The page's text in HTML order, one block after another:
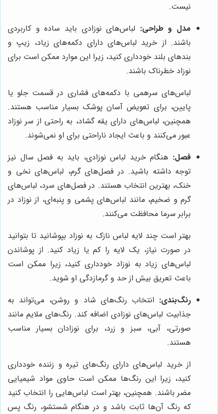
نیست.
مدل و طراحی: لباس‌های نوزادی باید ساده و کاربردی
باشند. از خرید لباس‌های دارای دکمه‌های زیاد، زیپ و
بندهای بلند خودداری کنید، زیرا این موارد ممکن است برای
نوزاد خطرناک باشند.
لباس‌های سرهمی با دکمه‌های فشاری در قسمت جلو یا
پایین، برای تعویض آسان پوشک بسیار مناسب هستند.
همچنین، لباس‌های دارای یقه گشاد، به راحتی از سر نوزاد
عبور می‌کنند و باعث ایجاد ناراحتی برای او نمی‌شوند.
فصل: هنگام خرید لباس نوزادی، باید به فصل سال نیز
توجه داشته باشید. در فصل‌های گرم، لباس‌های نخی و
خنک، بهترین انتخاب هستند. در فصل‌های سرد، لباس‌های
گرم و ضخیم، مانند لباس‌های پشمی و پنبه‌ای، از نوزاد در
برابر سرما محافظت می‌کنند.
بهتر است چند لایه لباس نازک به نوزاد بپوشانید تا بتوانید
در صورت نیاز، یک لایه را کم یا زیاد کنید. از پوشاندن
لباس‌های زیاد به نوزاد خودداری کنید، زیرا ممکن است
باعث تعریق بیش از حد و گرمازدگی او شوید.
رنگ‌بندی: انتخاب رنگ‌های شاد و روشن، می‌تواند به
جذابیت لباس‌های نوزادی اضافه کند. رنگ‌های ملایم مانند
صورتی، آبی، سبز و زرد، برای نوزادان بسیار مناسب
هستند.
از خرید لباس‌های دارای رنگ‌های تیره و زننده خودداری
کنید، زیرا این رنگ‌ها ممکن است حاوی مواد شیمیایی
مضر باشند. همچنین، بهتر است لباس‌هایی را انتخاب کنید
که رنگ آن‌ها ثابت باشد و در هنگام شستشو، رنگ پس